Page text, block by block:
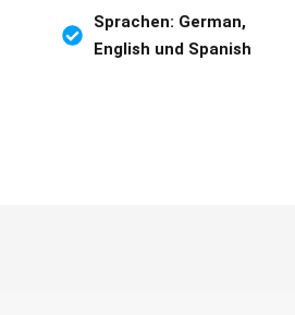
Sprachen: German,
English und Spanish